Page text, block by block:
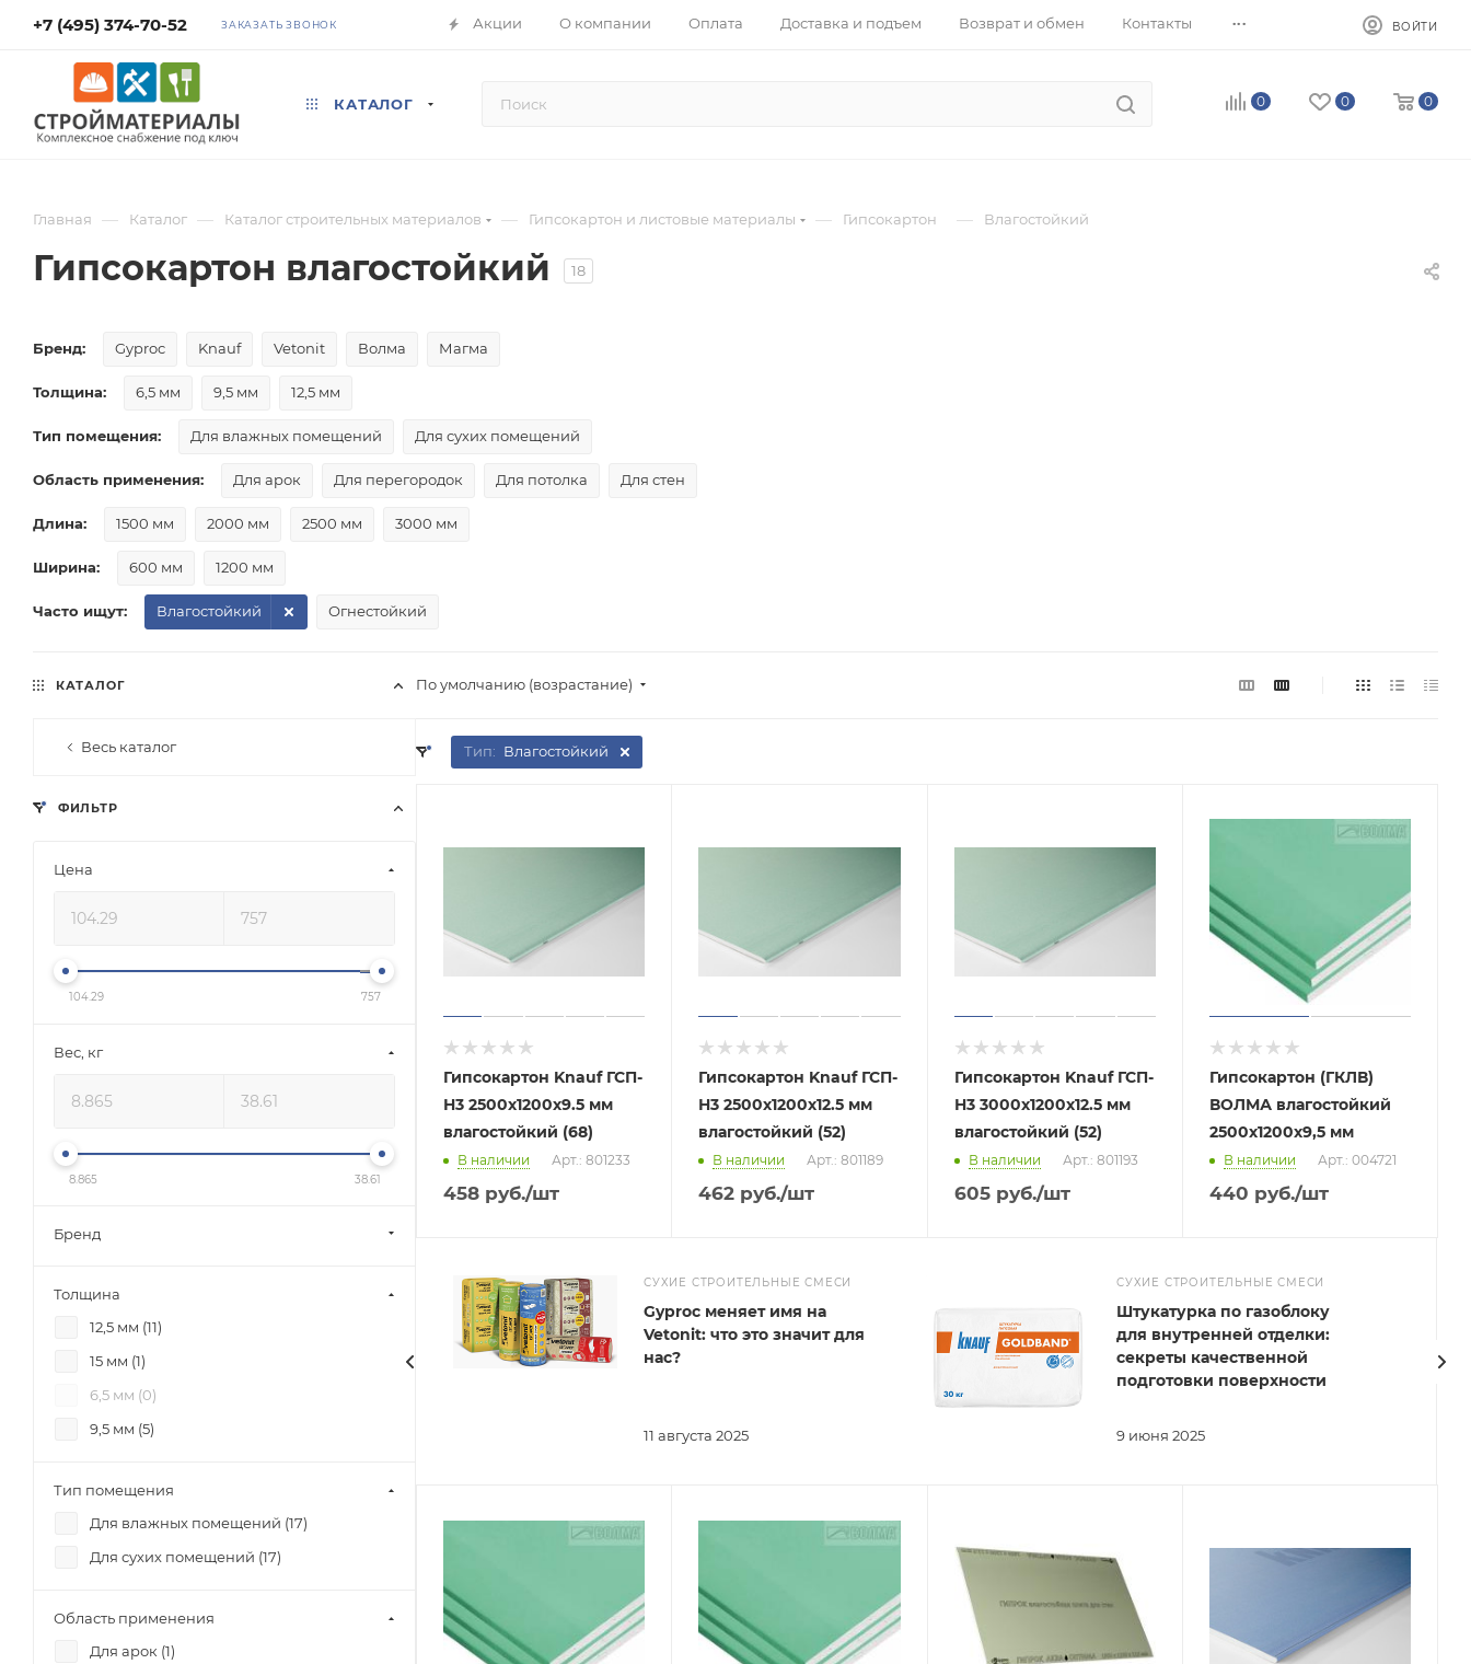
+7 (495) 374-70-52 ЗАКАЗАТЬ ЗВОНОК Акции О компании Оплата Доставка и подъем Возврат и обмен Контакты ... ВОЙТИ
КАТАЛОГ 0 0 0
Главная — Каталог — Каталог строительных материалов — Гипсокартон и листовые материалы — Гипсокартон — Влагостойкий
Гипсокартон влагостойкий 18
Бренд: Gyproc Knauf Vetonit Волма Магма
Толщина: 6,5 мм 9,5 мм 12,5 мм
Тип помещения: Для влажных помещений Для сухих помещений
Область применения: Для арок Для перегородок Для потолка Для стен
Длина: 1500 мм 2000 мм 2500 мм 3000 мм
Ширина: 600 мм 1200 мм
Часто ищут: Влагостойкий Огнестойкий
По умолчанию (возрастание)
Тип: Влагостойкий
Гипсокартон Knauf ГСП-
Н3 2500x1200х9.5 мм
влагостойкий (68)
В наличии Арт.: 801233
458 руб./шт
Гипсокартон Knauf ГСП-
Н3 2500x1200х12.5 мм
влагостойкий (52)
В наличии Арт.: 801189
462 руб./шт
Гипсокартон Knauf ГСП-
Н3 3000x1200х12.5 мм
влагостойкий (52)
В наличии Арт.: 801193
605руб./шт
Гипсокартон (ГКЛВ)
ВОЛМА влагостойкий
2500х1200х9,5 мм
В наличии Арт.: 004721
440 руб./шт
СУХИЕ СТРОИТЕЛЬНЫЕ СМЕСИ
11 августа 2025
Gyproc меняет имя на
Vetonit: что это значит для
нас?
СУХИЕ СТРОИТЕЛЬНЫЕ СМЕСИ
9 июня 2025
Штукатурка по газоблоку
для внутренней отделки:
секреты качественной
подготовки поверхности
КАТАЛОГ
Весь каталог
ФИЛЬТР
Цена
104.29 757
Вес, кг
8.865 38.61
Бренд
Толщина
12,5 мм (11)
15 мм (1)
6,5 мм (0)
9,5 мм (5)
Тип помещения
Для влажных помещений (17)
Для сухих помещений (17)
Область применения
Для арок (1)